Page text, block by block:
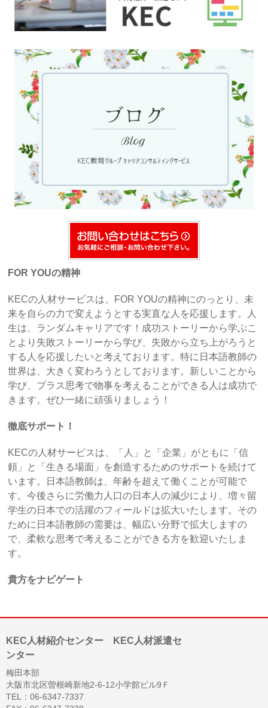
FOR YOUの精神
KECの人材サービスは、FOR YOUの精神にのっとり、未
来を自らの力で変えようとする実直な人を応援します。人
生は、ランダムキャリアです！成功ストーリーから学ぶこ
とより失敗ストーリーから学び、失敗から立ち上がろうと
する人を応援したいと考えております。特に日本語教師の
世界は、大きく変わろうとしております。新しいことから
学び、プラス思考で物事を考えることができる人は成功で
きます。ぜひ一緒に頑張りましょう！
徹底サポート！
KECの人材サービスは、「人」と「企業」がともに「信
頼」と「生きる場面」を創造するためのサポートを続けて
います。日本語教師は、年齢を超えて働くことが可能で
す。今後さらに労働力人口の日本人の減少により、増々留
学生の日本での活躍のフィールドは拡大いたします。その
ために日本語教師の需要は、幅広い分野で拡大しますの
で、柔軟な思考で考えることができる方を歓迎いたしま
す。
貴方をナビゲート
KEC人材紹介センター KEC人材派遣セ
ンター
梅田本部
大阪市北区曽根崎新地2-6-12小学館ビル9Ｆ
TEL：06-6347-7337